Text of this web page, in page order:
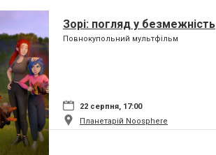
Зорі: погляд у безмежність
Повнокупольний мультфільм
22 серпня, 17:00
Планетарій Noosphere